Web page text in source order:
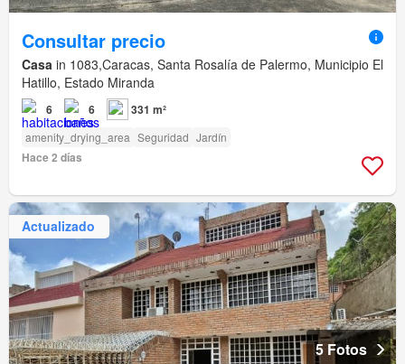
Consultar precio
Casa in 1083,Caracas, Santa Rosalía de Palermo, Municipio El
Hatillo, Estado Miranda
6 6 331 m²
amenity_drying_area Seguridad Jardín
Hace 2 días
Actualizado
5 Fotos